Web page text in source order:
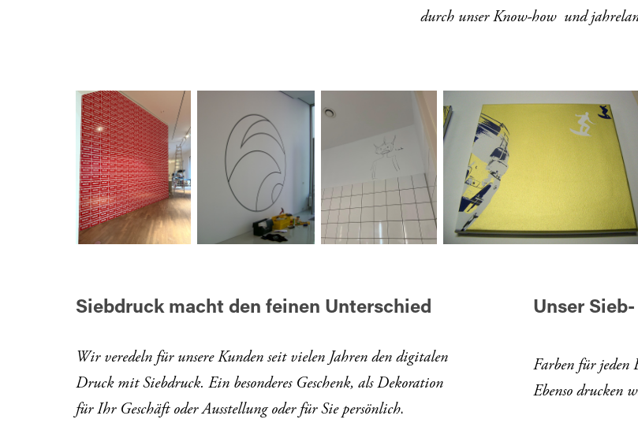
durch unser Know-how und
Siebdruck macht den feinen Unterschied
Wir veredeln für unsere Kunden seit vielen Jahren den digitalen
Druck mit Siebdruck. Ein besonderes Geschenk, als Dekoration
für Ihr Geschäft oderAusstellung oder für Sie persönlich.
Unser
Farben für jeden
Ebenso drucken